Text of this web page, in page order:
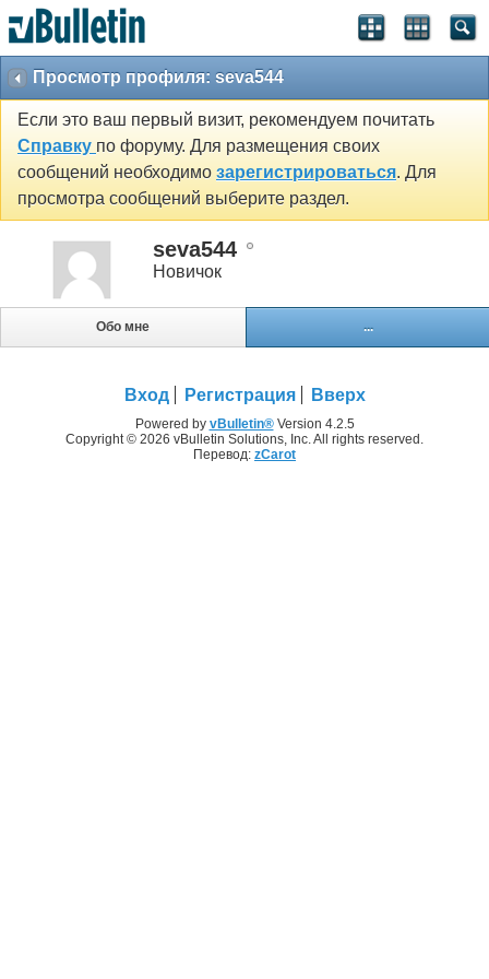
Просмотр профиля: seva544
Если это ваш первый визит, рекомендуем почитать
Справку по форуму. Для размещения своих
сообщений необходимо зарегистрироваться. Для
просмотра сообщений выберите раздел.
seva544
Новичок
Обо мне ...
Вход Регистрация Вверх
Powered by vBulletin®Version 4.2.5
Copyright © 2026 vBulletin Solutions, Inc. All rights reserved.
Перевод: zCarot